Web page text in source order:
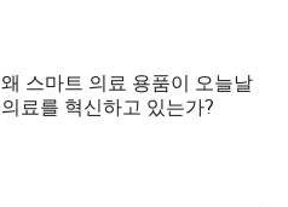
왜 스마트 의료 용품이 오늘날
의료를 혁신하고 있는가?